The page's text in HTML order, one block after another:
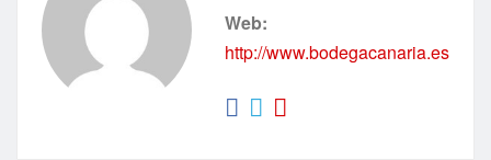
Web:
http://www.bodegacanaria.es